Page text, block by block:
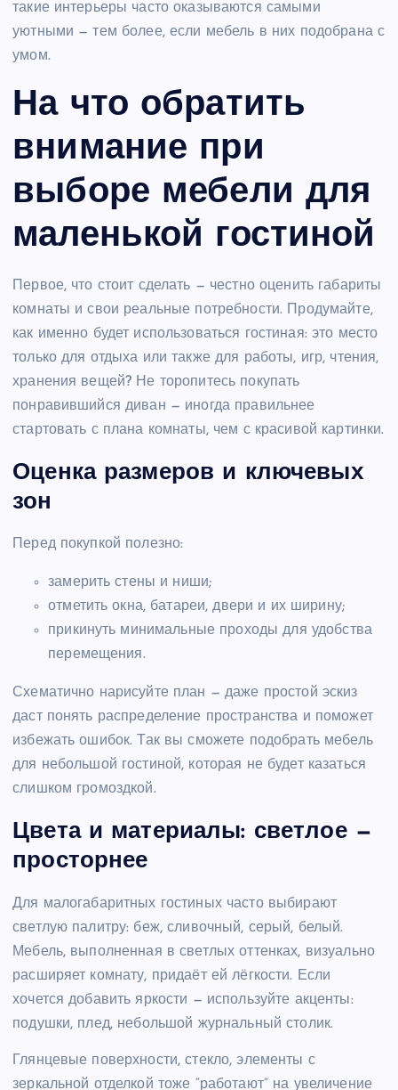
такие интерьеры часто оказываются самыми
уютными — тем более, если мебель в них подобрана с
умом.
На что обратить
внимание при
выборе мебели для
маленькой гостиной
Первое, что стоит сделать — честно оценить габариты
комнаты и свои реальные потребности. Продумайте,
как именно будет использоваться гостиная: это место
только для отдыха или также для работы, игр, чтения,
хранения вещей? Не торопитесь покупать
понравившийся диван — иногда правильнее
стартовать с плана комнаты, чем с красивой картинки.
Оценка размеров и ключевых
зон
Перед покупкой полезно:
замерить стены и ниши;
отметить окна, батареи, двери и их ширину;
прикинуть минимальные проходы для удобства
перемещения.
Схематично нарисуйте план — даже простой эскиз
даст понять распределение пространства и поможет
избежать ошибок. Так вы сможете подобрать мебель
для небольшой гостиной, которая не будет казаться
слишком громоздкой.
Цвета и материалы: светлое —
просторнее
Для малогабаритных гостиных часто выбирают
светлую палитру: беж, сливочный, серый, белый.
Мебель, выполненная в светлых оттенках, визуально
расширяет комнату, придаёт ей лёгкости. Если
хочется добавить яркости — используйте акценты:
подушки, плед, небольшой журнальный столик.
Глянцевые поверхности, стекло, элементы с
зеркальной отделкой тоже “работают” на увеличение